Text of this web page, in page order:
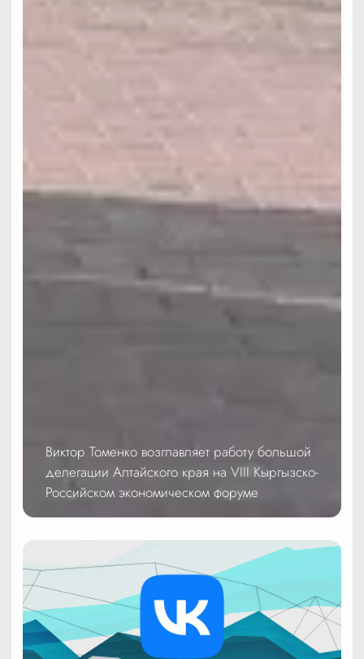
Виктор Томенко возглавляет работу большой
делегации Алтайского края на VIII Кыргызско-
Российском экономическом форуме